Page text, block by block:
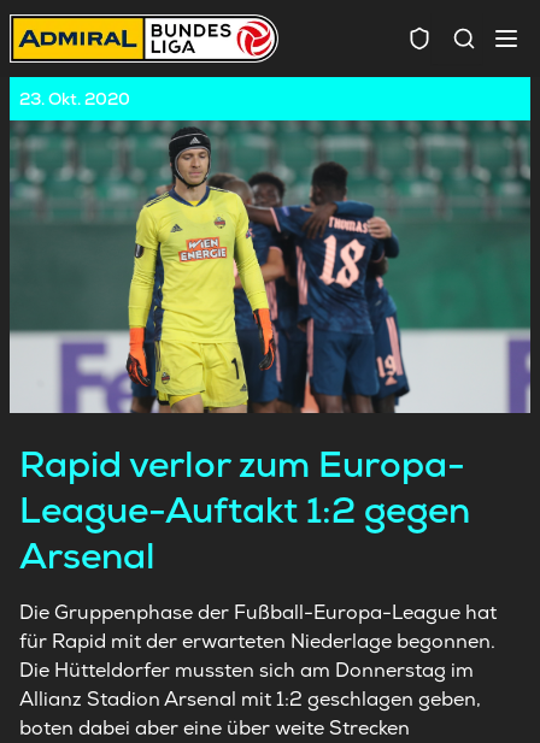
23. Okt. 2020
Rapid verlor zum Europa-
League-Auftakt 1:2 gegen
Arsenal
Die Gruppenphase der Fußball-Europa-League hat
für Rapid mit der erwarteten Niederlage begonnen.
Die Hütteldorfer mussten sich am Donnerstag im
Allianz Stadion Arsenal mit 1:2 geschlagen geben,
boten dabei aber eine über weite Strecken